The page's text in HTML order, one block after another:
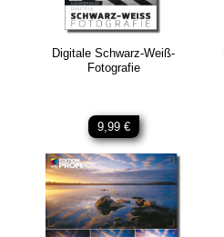
Digitale Schwarz-Weiß-
Fotografie
9,99 €